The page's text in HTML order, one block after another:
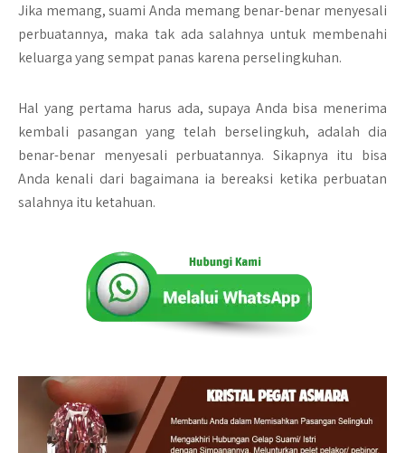
Jika memang, suami Anda memang benar-benar menyesali
perbuatannya, maka tak ada salahnya untuk membenahi
keluarga yang sempat panas karena perselingkuhan.
Hal yang pertama harus ada, supaya Anda bisa menerima
kembali pasangan yang telah berselingkuh, adalah dia
benar-benar menyesali perbuatannya. Sikapnya itu bisa
Anda kenali dari bagaimana ia bereaksi ketika perbuatan
salahnya itu ketahuan.